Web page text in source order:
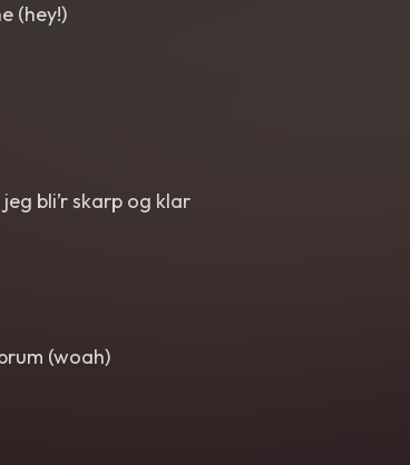
(hey!)
bli’r skarp og klar
(woah)